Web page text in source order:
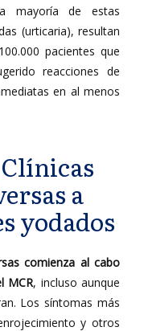
mayoría de estas
(urticaria), resultan
pacientes que
reacciones de
en al menos
a
yodados
comienza al cabo
MCR, incluso aunque
Los síntomas más
y otros